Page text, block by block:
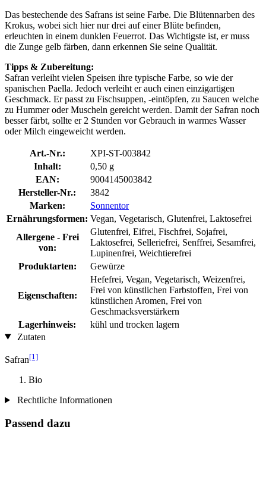
Das bestechende des Safrans ist seine Farbe. Die Blütennarben des
Krokus, wobei sich hier nur drei auf einer Blüte befinden,
erleuchten in einem dunklen Feuerrot. Das Wichtigste ist, er muss
die Zunge gelb färben, dann erkennen Sie seine Qualität.
Tipps & Zubereitung:
Safran verleiht vielen Speisen ihre typische Farbe, so wie der
spanischen Paella. Jedoch verleiht er auch einen einzigartigen
Geschmack. Er passt zu Fischsuppen, -eintöpfen, zu Saucen welche
zu Hummer oder Muscheln gereicht werden. Damit der Safran noch
besser färbt, sollte er 2 Stunden vor Gebrauch in warmes Wasser
oder Milch eingeweicht werden.
Art.-Nr.:
XPI-ST-003842
Inhalt:
0,50 g
EAN:
9004145003842
Hersteller-Nr.:
3842
Marken:
Sonnentor
Ernährungsformen: Vegan, Vegetarisch, Glutenfrei, Laktosefrei
Allergene - Frei
von:
Glutenfrei, Eifrei, Fischfrei, Sojafrei,
Laktosefrei, Selleriefrei, Senffrei, Sesamfrei,
Lupinenfrei, Weichtierefrei
Produktarten:
Gewürze
Eigenschaften:
Hefefrei, Vegan, Vegetarisch, Weizenfrei,
Frei von künstlichen Farbstoffen, Frei von
künstlichen Aromen, Frei von
Geschmacksverstärkern
Lagerhinweis:
kühl und trocken lagern
Zutaten
Safran[1]
Bio
Rechtliche Informationen
Passend dazu